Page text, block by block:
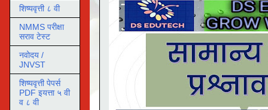
शिष्यवृत्ती ८ वी
NMMS परीक्षा
सराव टेस्ट
नवोदय /
JNVST
शिष्यवृत्ती पेपर्स
PDF इयत्ता ५ वी
व ८ वी